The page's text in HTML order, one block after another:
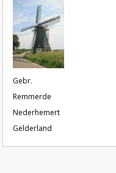
Gebr.
Remmerde
Nederhemert
Gelderland